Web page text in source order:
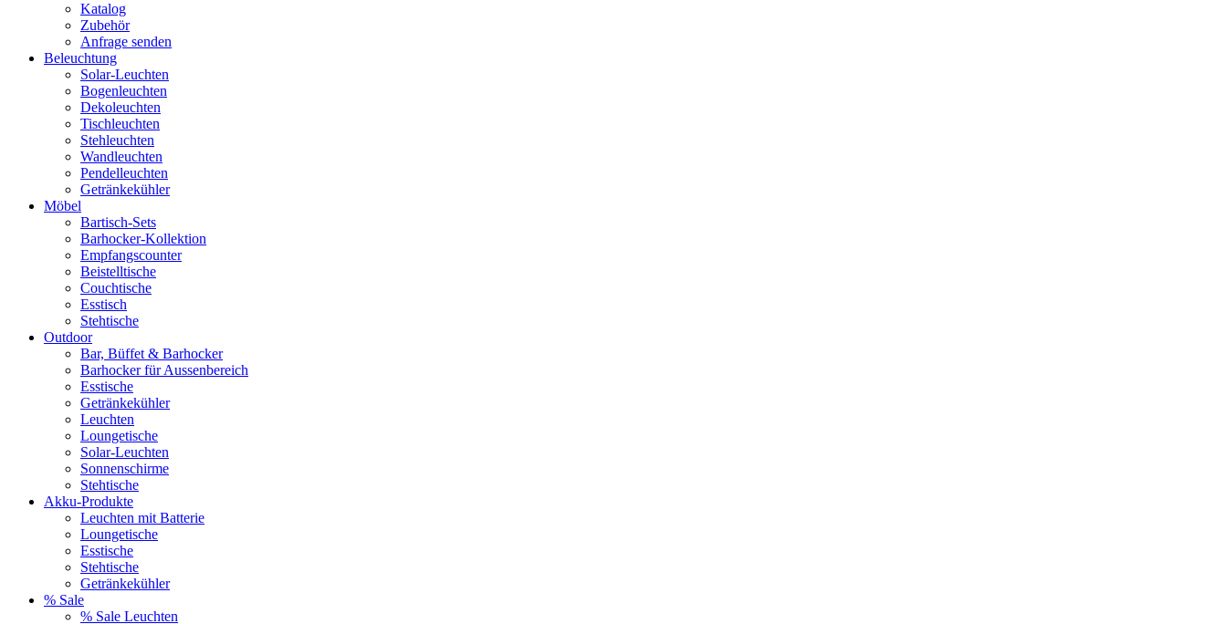
Katalog
Zubehör
Anfrage senden
Beleuchtung
Solar-Leuchten
Bogenleuchten
Dekoleuchten
Tischleuchten
Stehleuchten
Wandleuchten
Pendelleuchten
Getränkekühler
Möbel
Bartisch-Sets
Barhocker-Kollektion
Empfangscounter
Beistelltische
Couchtische
Esstisch
Stehtische
Outdoor
Bar, Büffet & Barhocker
Barhocker für Aussenbereich
Esstische
Getränkekühler
Leuchten
Loungetische
Solar-Leuchten
Sonnenschirme
Stehtische
Akku-Produkte
Leuchten mit Batterie
Loungetische
Esstische
Stehtische
Getränkekühler
% Sale
% Sale Leuchten